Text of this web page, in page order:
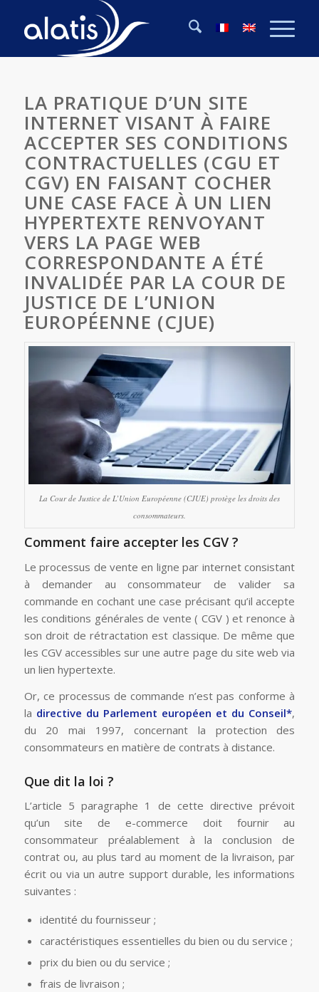
LA PRATIQUE D’UN SITE
INTERNET VISANT À FAIRE
ACCEPTER SES CONDITIONS
CONTRACTUELLES (CGU ET
CGV) EN FAISANT COCHER
UNE CASE FACE À UN LIEN
HYPERTEXTE RENVOYANT
VERS LA PAGE WEB
CORRESPONDANTE A ÉTÉ
INVALIDÉE PAR LA COUR DE
JUSTICE DE L’UNION
EUROPÉENNE (CJUE)
La Cour de Justice de L’Union Européenne (CJUE) protège les droits des
consommateurs.
Comment faire accepter les CGV ?
Le processus de vente en ligne par internet consistant
à demander au consommateur de valider sa
commande en cochant une case précisant qu’il accepte
les conditions générales de vente ( CGV ) et renonce à
son droit de rétractation est classique. De même que
les CGV accessibles sur une autre page du site web via
un lien hypertexte.
Or, ce processus de commande n’est pas conforme à
la directive du Parlement européen et du Conseil*,
du 20 mai 1997, concernant la protection des
consommateurs en matière de contrats à distance.
Que dit la loi ?
L’article 5 paragraphe 1 de cette directive prévoit
qu’un site de e-commerce doit fournir au
consommateur préalablement à la conclusion de
contrat ou, au plus tard au moment de la livraison, par
écrit ou via un autre support durable, les informations
suivantes :
identité du fournisseur ;
caractéristiques essentielles du bien ou du service ;
prix du bien ou du service ;
frais de livraison ;